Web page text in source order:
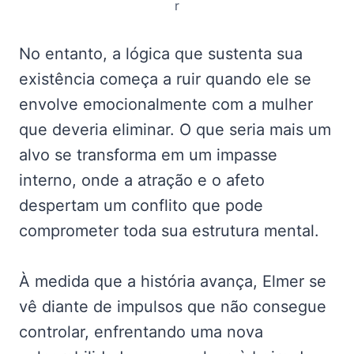
r
No entanto, a lógica que sustenta sua
existência começa a ruir quando ele se
envolve emocionalmente com a mulher
que deveria eliminar. O que seria mais um
alvo se transforma em um impasse
interno, onde a atração e o afeto
despertam um conflito que pode
comprometer toda sua estrutura mental.
À medida que a história avança, Elmer se
vê diante de impulsos que não consegue
controlar, enfrentando uma nova